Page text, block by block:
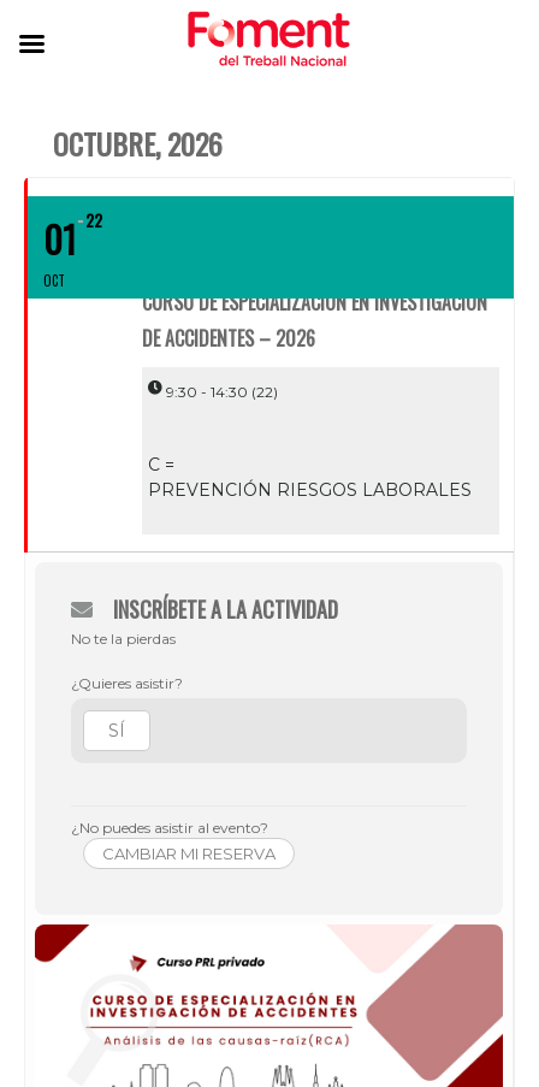
OCTUBRE, 2026
01
OCT
22
CURSO DE ESPECIALIZACIÓN EN INVESTIGACIÓN
DE ACCIDENTES – 2026
9:30 - 14:30 (22)
C =
PREVENCIÓN RIESGOS LABORALES
INSCRÍBETE A LA ACTIVIDAD
No te la pierdas
¿Quieres asistir?
SÍ
¿No puedes asistir al evento?
CAMBIAR MI RESERVA